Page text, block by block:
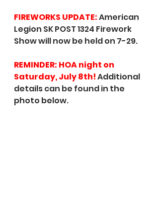
FIREWORKS UPDATE: American
Legion SK POST 1324 Firework
Show will now be held on 7-29.
REMINDER: HOA night on
Saturday, July 8th! Additional
details can be found in the
photo below.